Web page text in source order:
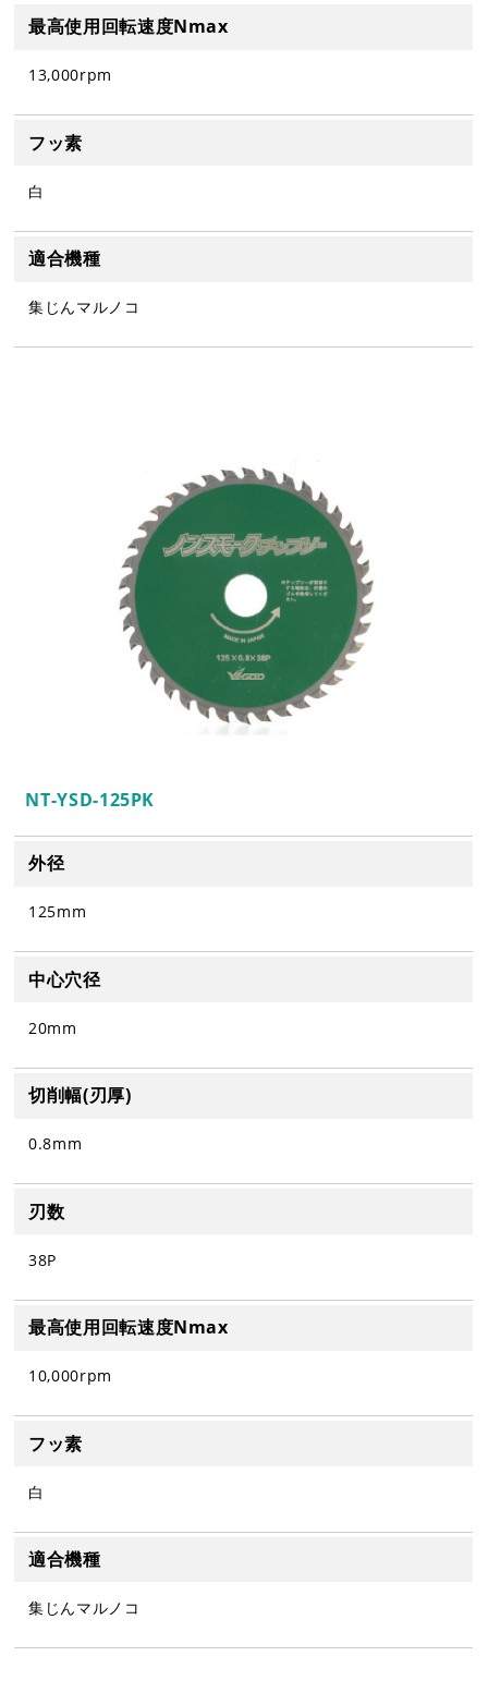
最高使用回転速度Nmax
13,000rpm
フッ素
白
適合機種
集じんマルノコ
NT-YSD-125PK
外径
125mm
中心穴径
20mm
切削幅(刃厚)
0.8mm
刃数
38P
最高使用回転速度Nmax
10,000rpm
フッ素
白
適合機種
集じんマルノコ